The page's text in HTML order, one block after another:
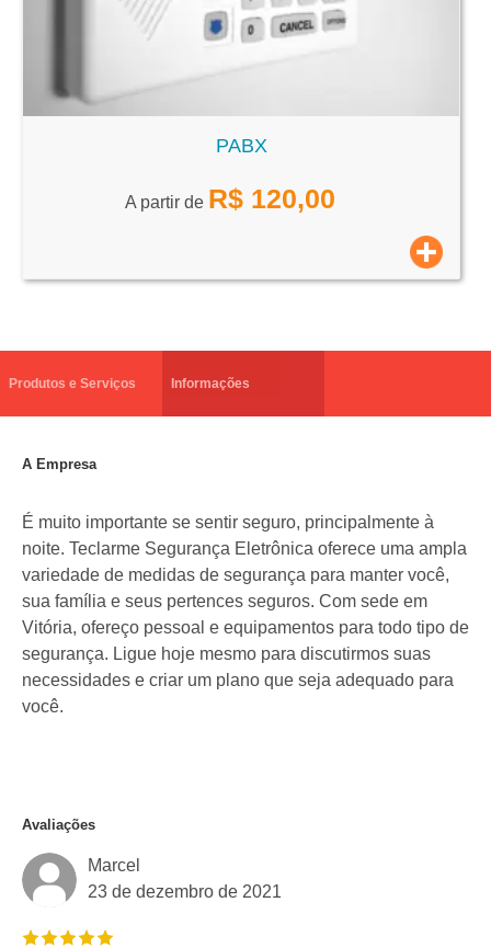
PABX
A partir de R$ 120,00
Produtos e Serviços Informações
A Empresa
É muito importante se sentir seguro, principalmente à
noite. Teclarme Segurança Eletrônica oferece uma ampla
variedade de medidas de segurança para manter você,
sua família e seus pertences seguros. Com sede em
Vitória, ofereço pessoal e equipamentos para todo tipo de
segurança. Ligue hoje mesmo para discutirmos suas
necessidades e criar um plano que seja adequado para
você.
Avaliações
Marcel
23 de dezembro de 2021